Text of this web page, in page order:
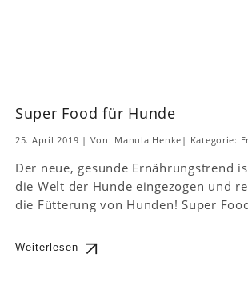
Super Food für Hunde
25. April 2019 | Von: Manula Henke | Kategorie:
Der neue, gesunde Ernährungstrend
die Welt der Hunde eingezogen und
die Fütterung von Hunden! Super
Weiterlesen